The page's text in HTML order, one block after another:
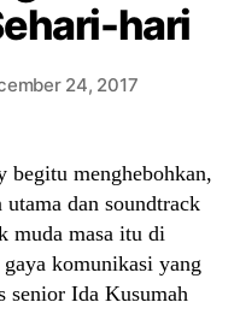
hari
24, 2017
menghebohkan,
dan soundtrack
muda masa itu di
komunikasi yang
senior Ida Kusumah